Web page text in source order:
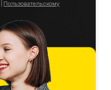
Пользовательскому